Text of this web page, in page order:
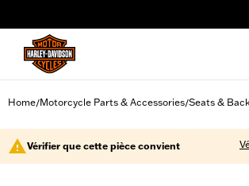
Home/Motorcycle Parts & Accessories/Seats &
Vérifier que cette pièce convient